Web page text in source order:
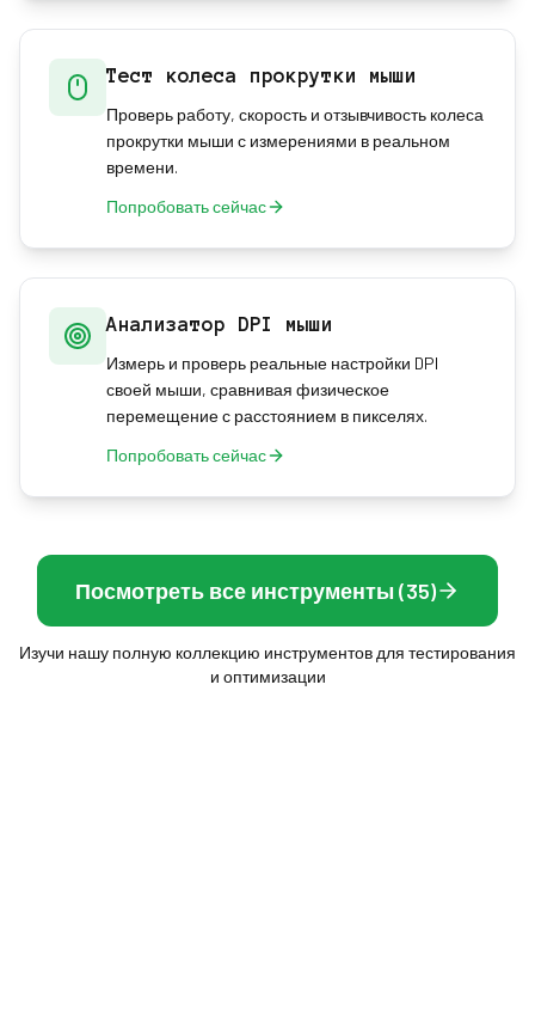
Тест колеса прокрутки мыши
Проверь работу, скорость и отзывчивость колеса
прокрутки мыши с измерениями в реальном
времени.
Попробовать сейчас
Анализатор DPI мыши
Измерь и проверь реальные настройки DPI
своей мыши, сравнивая физическое
перемещение с расстоянием в пикселях.
Попробовать сейчас
Посмотреть все инструменты (35)
Изучи нашу полную коллекцию инструментов для тестирования
и оптимизации